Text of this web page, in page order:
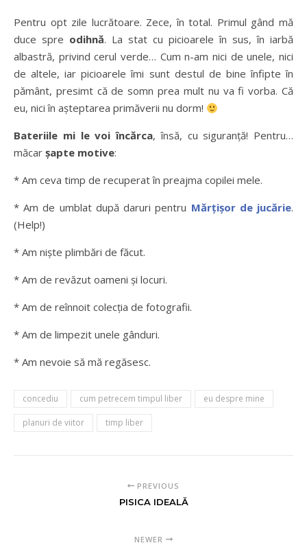
Pentru opt zile lucrătoare. Zece, în total. Primul gând mă
duce spre odihnă. La stat cu picioarele în sus, în iarbă
albastră, privind cerul verde… Cum n-am nici de unele, nici
de altele, iar picioarele îmi sunt destul de bine înfipte în
pământ, presimt că de somn prea mult nu va fi vorba. Că
eu, nici în așteptarea primăverii nu dorm!
Bateriile mi le voi încărca, însă, cu siguranță! Pentru…
măcar șapte motive:
* Am ceva timp de recuperat în preajma copilei mele.
* Am de umblat după daruri pentru Mărțișor de jucărie.
(Help!)
* Am niște plimbări de făcut.
* Am de revăzut oameni și locuri.
* Am de reînnoit colecția de fotografii.
* Am de limpezit unele gânduri.
* Am nevoie să mă regăsesc.
concediu cum petrecem timpul liber eu despre mine
planuri de viitor timp liber
PREVIOUS
PISICA IDEALĂ
NEWER